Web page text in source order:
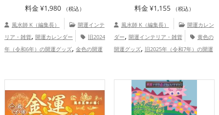
料金 ¥1,980 （税込）
風水師 K（編集長）
開運インテ
リア・雑貨, 開運カレンダー
旧2024
年（令和6年）の開運グッズ, 金色の開運
栃木県,沖縄県,九州地方
金運アッ
プ,家庭運・家族運アップ,総合運・全体
料金 ¥1,155 （税込）
風水師 K（編集長）
開運カレン
ダー, 開運インテリア・雑貨
黄色の
開運グッズ, 旧2025年（令和7年）の開運